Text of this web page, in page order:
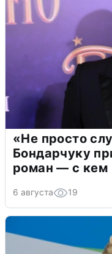
«Не просто
Бондарчуку
роман — с кем
6 августа 19